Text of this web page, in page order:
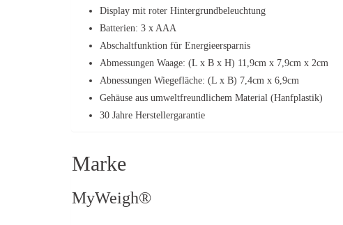
Display mit roter Hintergrundbeleuchtung
Batterien: 3 x AAA
Abschaltfunktion für Energieersparnis
Abmessungen Waage: (L x B x H) 11,9cm x 7,9cm x 2cm
Abnessungen Wiegefläche: (L x B) 7,4cm x 6,9cm
Gehäuse aus umweltfreundlichem Material (Hanfplastik)
30 Jahre Herstellergarantie
Marke
MyWeigh®